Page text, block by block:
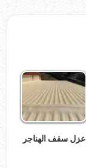
عزل سقف الهناجر